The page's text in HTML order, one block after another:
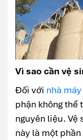
Vì sao cần vệ
Đối với nhà
phận không thể
nguyên liệu. Vệ
này là một